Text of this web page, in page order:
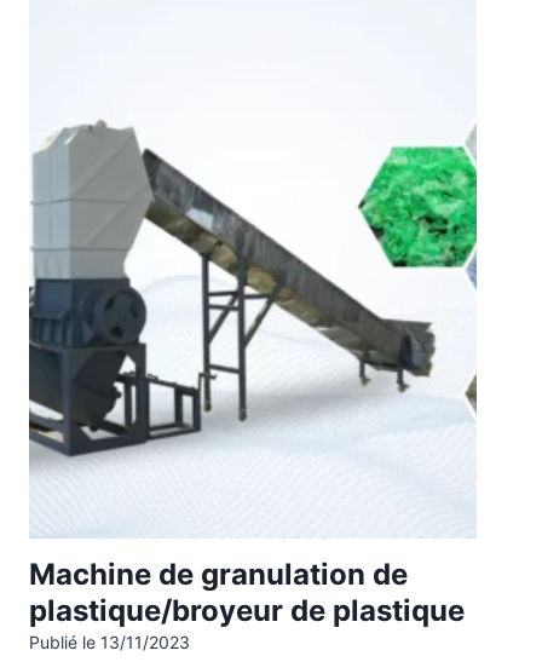
Machine de granulation de
plastique/broyeur de plastique
Publié le 13/11/2023